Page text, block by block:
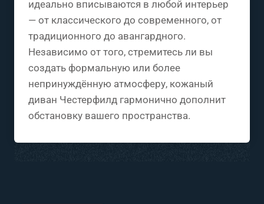
идеально вписываются в любой интерьер
— от классического до современного, от
традиционного до авангардного.
Независимо от того, стремитесь ли вы
создать формальную или более
непринуждённую атмосферу, кожаный
диван Честерфилд гармонично дополнит
обстановку вашего пространства.